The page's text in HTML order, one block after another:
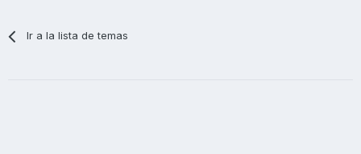
Ir a la lista de temas